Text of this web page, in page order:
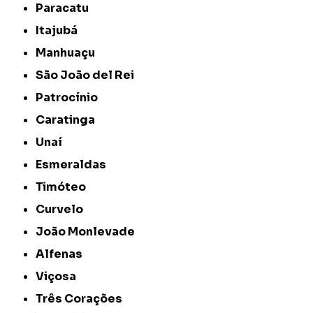
Paracatu
Itajubá
Manhuaçu
São João del Rei
Patrocínio
Caratinga
Unaí
Esmeraldas
Timóteo
Curvelo
João Monlevade
Alfenas
Viçosa
Três Corações